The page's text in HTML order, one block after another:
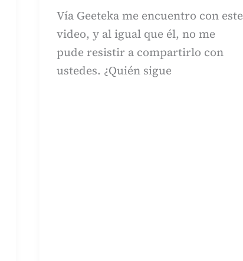
Vía Geeteka me encuentro con este
video, y al igual que él, no me
pude resistir a compartirlo con
ustedes. ¿Quién sigue